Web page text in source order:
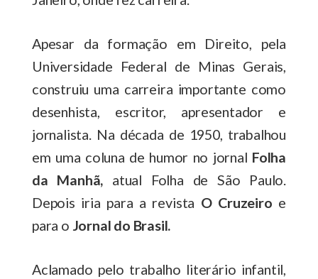
Apesar da formação em Direito, pela
Universidade Federal de Minas Gerais,
construiu uma carreira importante como
desenhista, escritor, apresentador e
jornalista. Na década de 1950, trabalhou
em uma coluna de humor no jornal Folha
da Manhã, atual Folha de São Paulo.
Depois iria para a revista O Cruzeiro e
para o Jornal do Brasil.
Aclamado pelo trabalho literário infantil,